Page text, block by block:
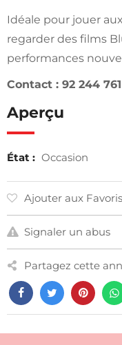
Idéale pour jouer
regarder des films
performances
Contact : 92 244 761
Aperçu
État : Occasion
Ajouter aux Favoris
Signaler un abus
Partagez cette